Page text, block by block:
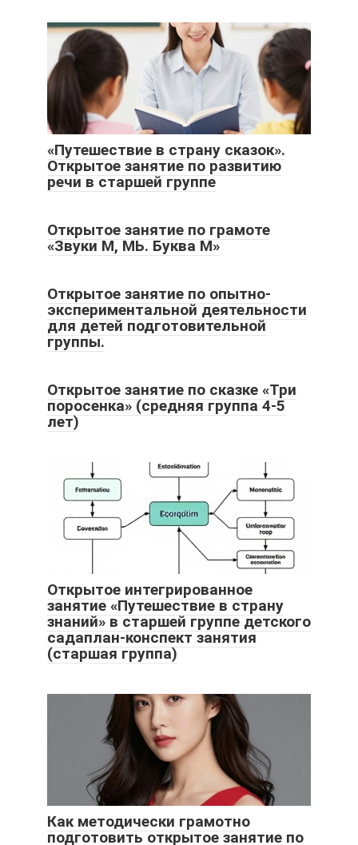
«Путешествие в страну сказок».
Открытое занятие по развитию
речи в старшей группе
Открытое занятие по грамоте
«Звуки М, МЬ. Буква М»
Открытое занятие по опытно-
экспериментальной деятельности
для детей подготовительной
группы.
Открытое занятие по сказке «Три
поросенка» (средняя группа 4-5
лет)
Открытое интегрированное
занятие «Путешествие в страну
знаний» в старшей группе детского
садаплан-конспект занятия
(старшая группа)
Как методически грамотно
подготовить открытое занятие по